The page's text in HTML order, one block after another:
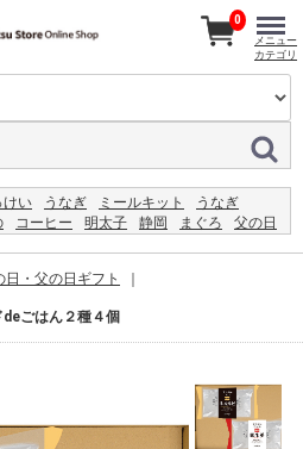
けい うなぎ ミールキット
うなぎ
コーヒー 明太子 静岡 まぐろ
父の日
0
メニュー
カテゴリ
・父の日ギフト
ごはん２種４個